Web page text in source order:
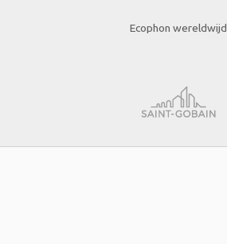
Ecophon wereldwijd